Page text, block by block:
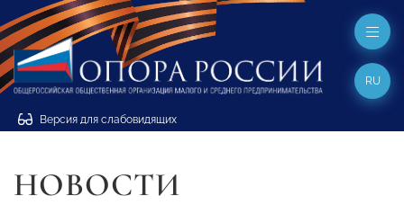
Версия для слабовидящих
RU
НОВОСТИ